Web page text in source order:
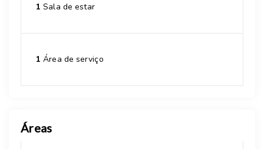
1 Sala de estar
1 Área de serviço
Áreas